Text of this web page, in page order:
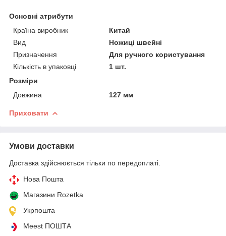
Основні атрибути
Країна виробник
Китай
Вид
Ножиці швейні
Призначення
Для ручного користування
Кількість в упаковці
1 шт.
Розміри
Довжина
127 мм
Приховати
Умови доставки
Доставка здійснюється тільки по передоплаті.
Нова Пошта
Магазини Rozetka
Укрпошта
Meest ПОШТА